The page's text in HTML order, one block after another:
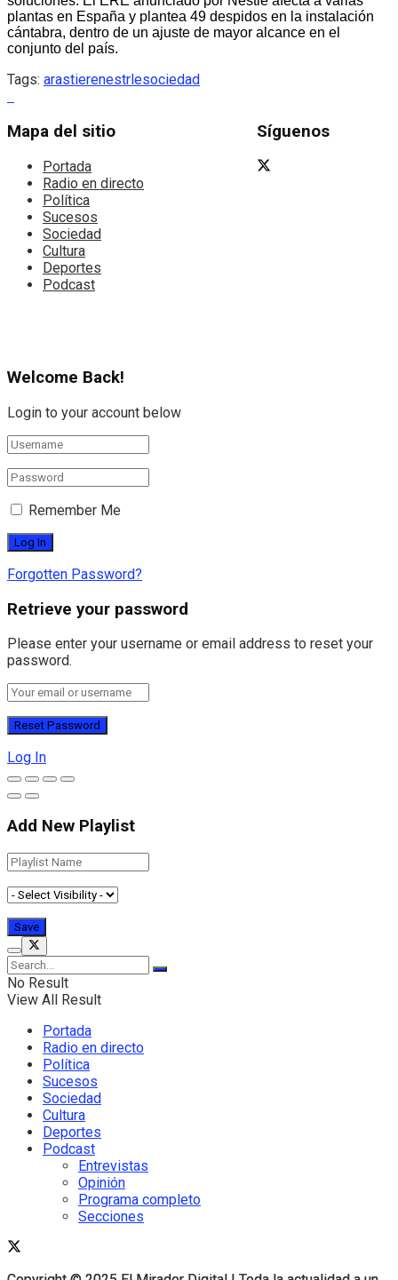
plantas en España y plantea 49 despidos en la instalación
cántabra, dentro de un ajuste de mayor alcance en el
conjunto del país.
Tags: arastierenestrlesociedad
Mapa del sitio
Portada
Radio en directo
Política
Sucesos
Sociedad
Cultura
Deportes
Podcast
Síguenos
Welcome Back!
Login to your account below
Remember Me
Forgotten Password?
Retrieve your password
Please enter your username or email address to reset your
password.
Log In
Add New Playlist
No Result
View All Result
Portada
Radio en directo
Política
Sucesos
Sociedad
Cultura
Deportes
Podcast
Entrevistas
Opinión
Programa completo
Secciones